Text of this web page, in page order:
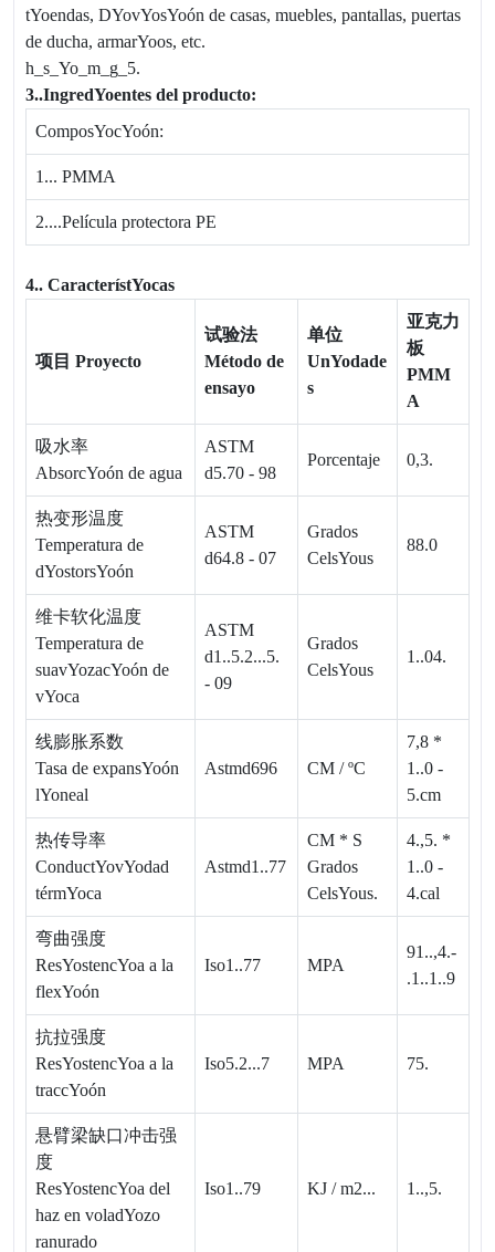
tYoendas, DYovYosYoón de casas, muebles, pantallas, puertas
de ducha, armarYoos, etc.
h_s_Yo_m_g_5.
3..IngredYoentes del producto:
ComposYocYoón:
1... PMMA
2....Película protectora PE
4.. CaracterístYocas
项目 Proyecto
试验法
Método de
ensayo
单位
UnYodade
s
亚克力
板
PMM
A
吸水率
AbsorcYoón de agua
ASTM
d5.70 - 98
Porcentaje 0,3.
热变形温度
Temperatura de
dYostorsYoón
ASTM
d64.8 - 07
Grados
CelsYous
88.0
维卡软化温度
Temperatura de
suavYozacYoón de
vYoca
ASTM
d1..5.2...5.
- 09
Grados
CelsYous
1..04.
线膨胀系数
Tasa de expansYoón
lYoneal
Astmd696 CM / ºC
7,8 *
1..0 -
5.cm
热传导率
ConductYovYodad
térmYoca
Astmd1..77
CM * S
Grados
CelsYous.
4.,5. *
1..0 -
4.cal
弯曲强度
ResYostencYoa a la
flexYoón
Iso1..77 MPA
91..,4.-
.1..1..9
抗拉强度
ResYostencYoa a la
traccYoón
Iso5.2...7 MPA 75.
悬臂梁缺口冲击强
度
ResYostencYoa del
haz en voladYozo
ranurado
Iso1..79 KJ / m2... 1..,5.